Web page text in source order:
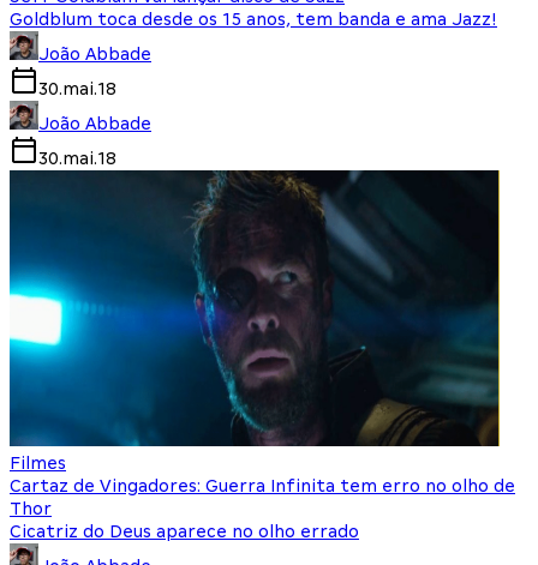
Goldblum toca desde os 15 anos, tem banda e ama Jazz!
João Abbade
30.mai.18
João Abbade
30.mai.18
Filmes
Cartaz de Vingadores: Guerra Infinita tem erro no olho de
Thor
Cicatriz do Deus aparece no olho errado